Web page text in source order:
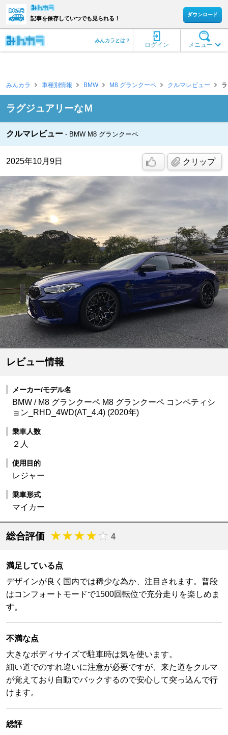
記事を保存していつでも見られる！
ダウンロード
メニュー
ログイン
みんカラとは？
みんカラ 車種別情報 BMW M8 グランクーペ クルマレビュー
ラグジュアリーなＭ
クルマレビュー BMW M8 グランクーペ
2025年10月9日 クリップ
レビュー情報
メーカー/モデル名
BMW / M8 グランクーペ M8 グランクーペ コンペティシ
ョン_RHD_4WD(AT_4.4) (2020年)
乗車人数
２人
使用目的
レジャー
乗車形式
マイカー
総合評価 4
満足している点
デザインが良く国内では稀少な為か、注目されます。普段
はコンフォートモードで1500回転位で充分走りを楽しめま
す。
不満な点
大きなボディサイズで駐車時は気を使います。
細い道でのすれ違いに注意が必要ですが、来た道をクルマ
が覚えており自動でバックするので安心して突っ込んで行
けます。
総評